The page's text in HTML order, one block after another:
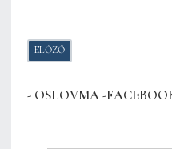
ELŐZŐ CIKK: Z KOLÍSKY DO
ELŐZŐ
- OSLOVMA -